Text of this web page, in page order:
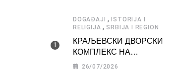
DOGAĐAJI , ISTORIJA I
RELIGIJA , SRBIJA I REGION
КРАЉЕВСКИ ДВОРСКИ
КОМПЛЕКС НА
ДЕДИЊУ –
26/07/2026